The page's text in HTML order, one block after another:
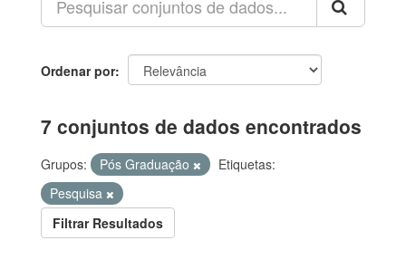
Ordenar por
7 conjuntos de dados encontrados
Grupos: Pós Graduação
Etiquetas:
Pesquisa
Filtrar Resultados